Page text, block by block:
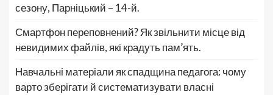
сезону, Парніцький – 14-й.
Смартфон переповнений? Як звільнити місце від
невидимих файлів, які крадуть пам’ять.
Навчальні матеріали як спадщина педагога: чому
варто зберігати й систематизувати власні